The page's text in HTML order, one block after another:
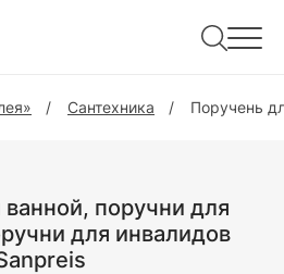
Сантехника Поручень
поручни для
для инвалидов